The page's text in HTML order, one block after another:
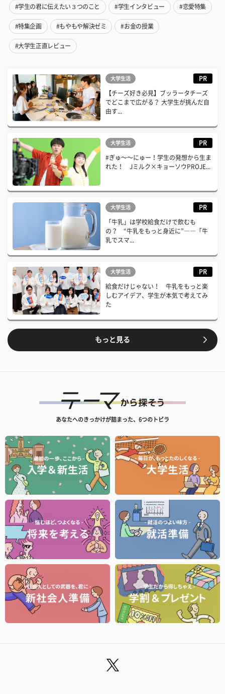
#学生の君に伝えたい３つのこと #学生インタビュー #恋愛特集
#特集企画 #もやもや解決ゼミ #お金の授業
#大学生正直レビュー
大学生活 PR
【チーズ好き必見】ブッラータチーズ
でどこまで広がる？ 大学生が挑んだ自
由す...
大学生活 PR
#ぎゅ〜〜にゅー！学生の発想から生ま
れた！ Jミルク×キョーソウPROJE...
大学生活 PR
「牛乳」は学校給食だけで飲むも
の？ “牛乳をもっと身近に”――「牛
乳でスマ...
大学生活 PR
給食だけじゃない！ 牛乳をもっと楽
しむアイデア、学生が本気で考えてみ
た
もっと見る
あなたへのきっかけが詰まった、6つのトビラ